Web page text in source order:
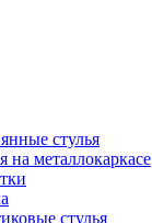
стулья
на металлокаркасе
стулья